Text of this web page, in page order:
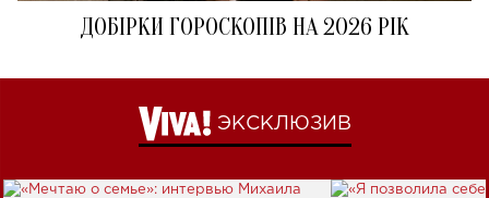
ДОБІРКИ ГОРОСКОПІВ НА 2026 РІК
ЭКСКЛЮЗИВ